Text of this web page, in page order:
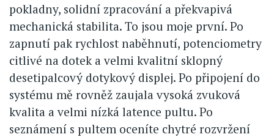
pokladny, solidní zpracování a překvapivá
mechanická stabilita. To jsou moje první. Po
zapnutí pak rychlost naběhnutí, potenciometry
citlivé na dotek a velmi kvalitní sklopný
desetipalcový dotykový displej. Po připojení do
systému mě rovněž zaujala vysoká zvuková
kvalita a velmi nízká latence pultu. Po
seznámení s pultem oceníte chytré rozvržení